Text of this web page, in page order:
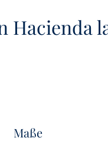
Hacienda
Maße